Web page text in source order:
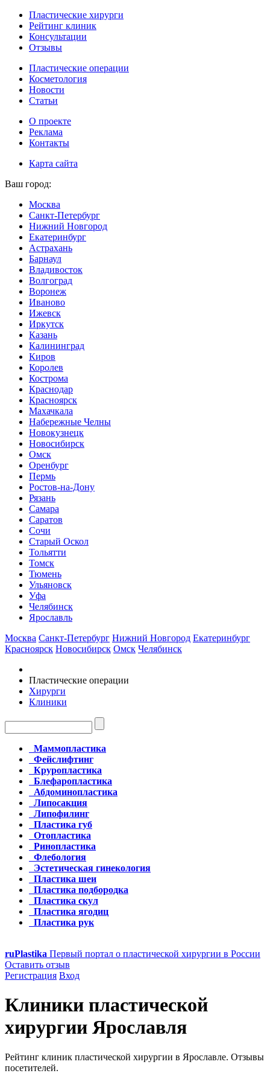
Пластические хирурги
Рейтинг клиник
Консультации
Отзывы
Пластические операции
Косметология
Новости
Статьи
О проекте
Реклама
Контакты
Карта сайта
Ваш город:
Москва
Санкт-Петербург
Нижний Новгород
Екатеринбург
Астрахань
Барнаул
Владивосток
Волгоград
Воронеж
Иваново
Ижевск
Иркутск
Казань
Калининград
Киров
Королев
Кострома
Краснодар
Красноярск
Махачкала
Набережные Челны
Новокузнецк
Новосибирск
Омск
Оренбург
Пермь
Ростов-на-Дону
Рязань
Самара
Саратов
Сочи
Старый Оскол
Тольятти
Томск
Тюмень
Ульяновск
Уфа
Челябинск
Ярославль
Москва Санкт-Петербург Нижний Новгород Екатеринбург
Красноярск Новосибирск Омск Челябинск
Пластические операции
Хирурги
Клиники
Маммопластика
Фейслифтинг
Круропластика
Блефаропластика
Абдоминопластика
Липосакция
Липофилинг
Пластика губ
Отопластика
Ринопластика
Флебология
Эстетическая гинекология
Пластика шеи
Пластика подбородка
Пластика скул
Пластика ягодиц
Пластика рук
ruPlastika Первый портал о пластической хирургии в России
Оставить отзыв
Регистрация Вход
Клиники пластической
хирургии Ярославля
Рейтинг клиник пластической хирургии в Ярославле. Отзывы
посетителей.